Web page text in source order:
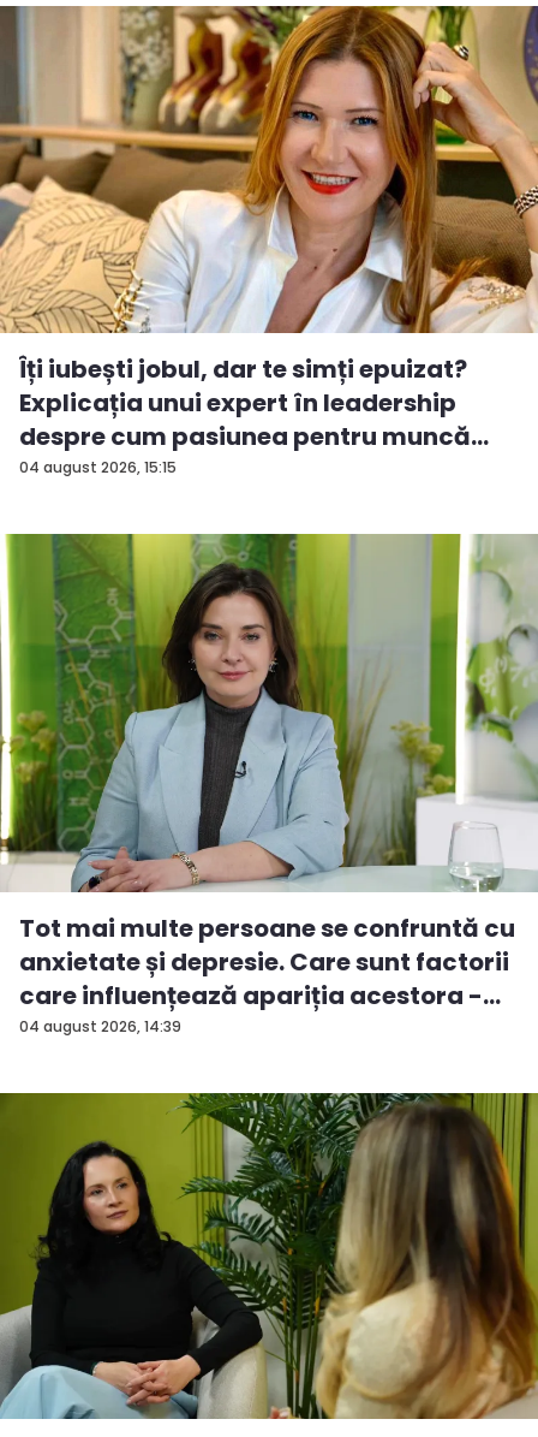
04 august 2026, 15:15
Îți iubești jobul, dar te simți epuizat?
Explicația unui expert în leadership
despre cum pasiunea pentru muncă
po...
04 august 2026, 14:39
Tot mai multe persoane se confruntă cu
anxietate și depresie. Care sunt factorii
care influențează apariția acestora -
V...